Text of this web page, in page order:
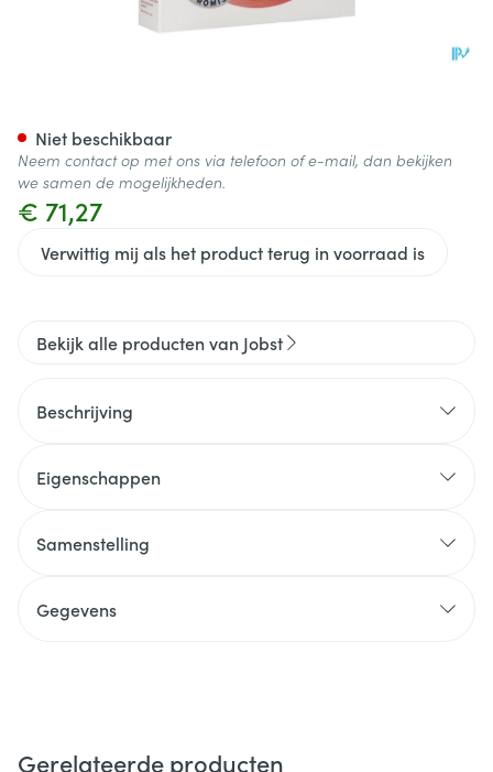
€ 71,27
Verwittig mij als het product terug in voorraad is
Niet beschikbaar
Neem contact op met ons via telefoon of e-mail, dan bekijken
we samen de mogelijkheden.
Bekijk alle producten van Jobst
Beschrijving
Eigenschappen
Samenstelling
Gegevens
Gerelateerde producten